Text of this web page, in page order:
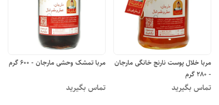
مربا خلال پوست نارنج خانگی مارجان
- 280 گرم
تماس بگیرید
مربا تمشک وحشی مارجان - 600 گرم
تماس بگیرید